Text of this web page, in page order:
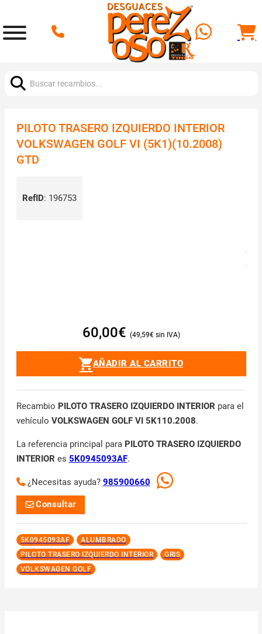
PILOTO TRASERO IZQUIERDO INTERIOR
VOLKSWAGEN GOLF VI (5K1)(10.2008)
GTD
RefID: 196753
60,00€ 49,59€
AÑADIR AL CARRITO
Recambio PILOTO TRASERO IZQUIERDO INTERIOR para el
vehículo VOLKSWAGEN GOLF VI 5K110.2008.
La referencia principal para PILOTO TRASERO IZQUIERDO
INTERIOR es 5K0945093AF.
¿Necesitas ayuda? 985900660
Consultar
5K0945093AF
ALUMBRADO
PILOTO TRASERO IZQUIERDO INTERIOR
GRIS
VOLKSWAGEN GOLF